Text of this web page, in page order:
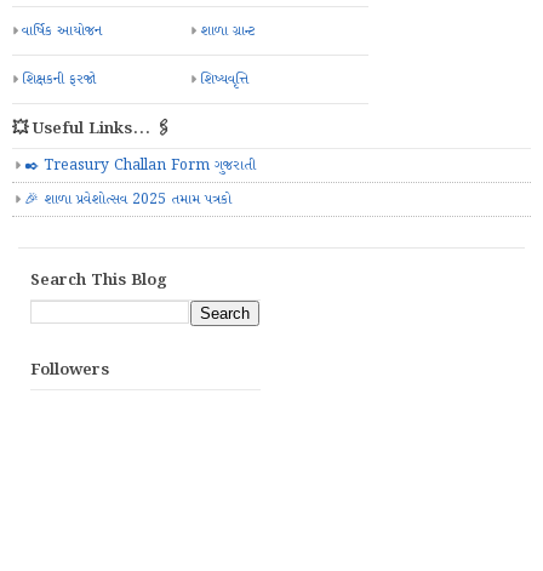
વાર્ષિક આયોજન શાળા ગ્રાન્ટ
શિક્ષકની ફરજો શિષ્યવૃત્તિ
💥 Useful Links... 🖇️
✒️ Treasury Challan Form ગુજરાતી
🎉 શાળા પ્રવેશોત્સવ 2025 તમામ પત્રકો
Search This Blog
Followers